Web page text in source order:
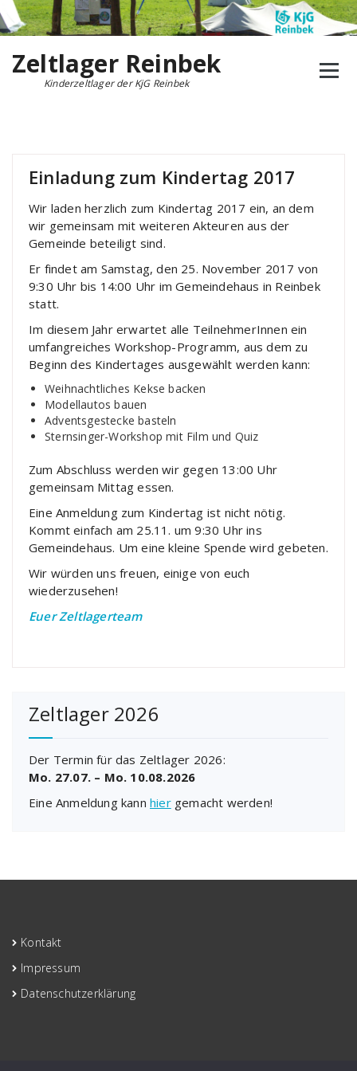
Zum
Inhalt
springen
Zeltlager Reinbek
Kinderzeltlager der KjG Reinbek
Einladung zum Kindertag 2017
Wir laden herzlich zum Kindertag 2017 ein, an dem
wir gemeinsam mit weiteren Akteuren aus der
Gemeinde beteiligt sind.
Er findet am Samstag, den 25. November 2017 von
9:30 Uhr bis 14:00 Uhr im Gemeindehaus in Reinbek
statt.
Im diesem Jahr erwartet alle TeilnehmerInnen ein
umfangreiches Workshop-Programm, aus dem zu
Beginn des Kindertages ausgewählt werden kann:
Weihnachtliches Kekse backen
Modellautos bauen
Adventsgestecke basteln
Sternsinger-Workshop mit Film und Quiz
Zum Abschluss werden wir gegen 13:00 Uhr
gemeinsam Mittag essen.
Eine Anmeldung zum Kindertag ist nicht nötig.
Kommt einfach am 25.11. um 9:30 Uhr ins
Gemeindehaus. Um eine kleine Spende wird gebeten.
Wir würden uns freuen, einige von euch
wiederzusehen!
Euer Zeltlagerteam
Zeltlager 2026
Der Termin für das Zeltlager 2026:
Mo. 27.07. – Mo. 10.08.2026
Eine Anmeldung kann hiergemacht werden!
Kontakt
Impressum
Datenschutzerklärung